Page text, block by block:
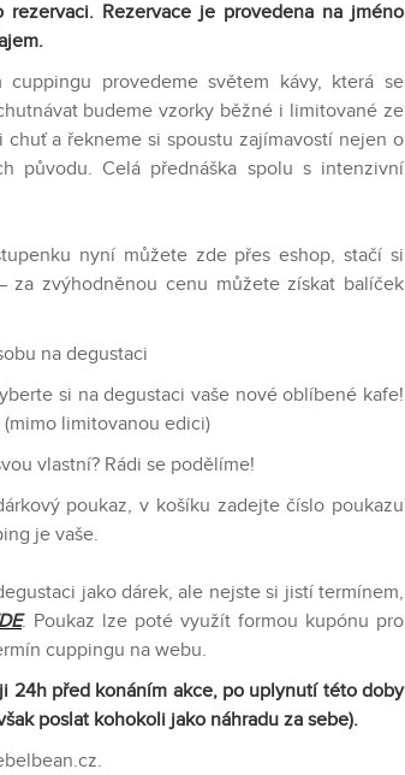
Rezervace je provedena na jméno
provedeme světem kávy, která se
budeme vzorky běžné i limitované ze
a řekneme si spoustu zajímavostí nejen o
původu. Celá přednáška spolu s intenzivní
nyní můžete zde přes eshop, stačí si
za zvýhodněnou cenu můžete získat balíček
na degustaci
si na degustaci vaše nové oblíbené kafe!
limitovanou edici)
vlastní? Rádi se podělíme!
poukaz, v košíku zadejte číslo poukazu
je vaše.
jako dárek, ale nejste si jistí termínem,
. Poukaz lze poté využít formou kupónu pro
cuppingu na webu.
24h před konáním akce, po uplynutí této doby
poslat kohokoli jako náhradu za sebe).